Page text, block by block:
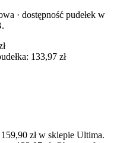
· dostępność pudełek w
.
133,97 zł
zł w sklepie Ultima.